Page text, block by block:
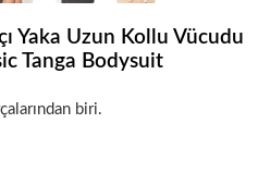
Yaka Uzun Kollu Vücudu
Tanga Bodysuit
biri.